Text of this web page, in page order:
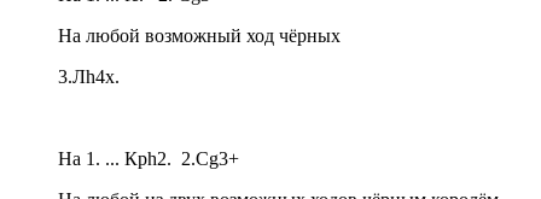
На любой возможный ход чёрных
3.Лh4х.
На 1. ... Крh2. 2.Cg3+